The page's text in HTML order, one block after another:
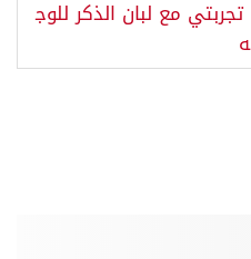
تجربتي مع لبان الذكر للوج
ه